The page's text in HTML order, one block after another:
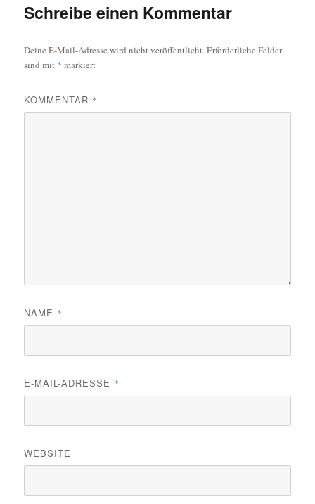
Schreibe einen Kommentar
Deine E-Mail-Adresse wird nicht veröffentlicht.Erforderliche Felder
sind mit * markiert
KOMMENTAR *
NAME *
E-MAIL-ADRESSE *
WEBSITE